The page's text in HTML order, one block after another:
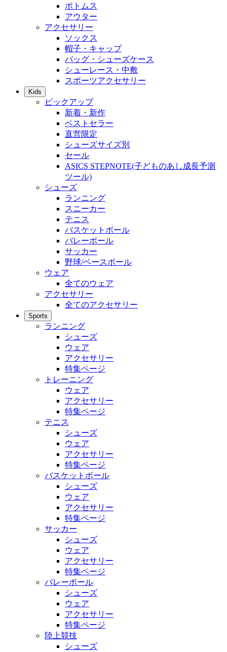
ボトムス
アウター
アクセサリー
ソックス
帽子・キャップ
バッグ・シューズケース
シューレース・中敷
スポーツアクセサリー
Kids
ピックアップ
新着・新作
ベストセラー
直営限定
シューズサイズ別
セール
ASICS STEPNOTE(子どものあし成長予測
ツール)
シューズ
ランニング
スニーカー
テニス
バスケットボール
バレーボール
サッカー
野球/ベースボール
ウェア
全てのウェア
アクセサリー
全てのアクセサリー
Sports
ランニング
シューズ
ウェア
アクセサリー
特集ページ
トレーニング
ウェア
アクセサリー
特集ページ
テニス
シューズ
ウェア
アクセサリー
特集ページ
バスケットボール
シューズ
ウェア
アクセサリー
特集ページ
サッカー
シューズ
ウェア
アクセサリー
特集ページ
バレーボール
シューズ
ウェア
アクセサリー
特集ページ
陸上競技
シューズ